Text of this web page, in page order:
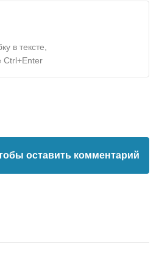
в тексте,
Ctrl+Enter
оставить комментарий